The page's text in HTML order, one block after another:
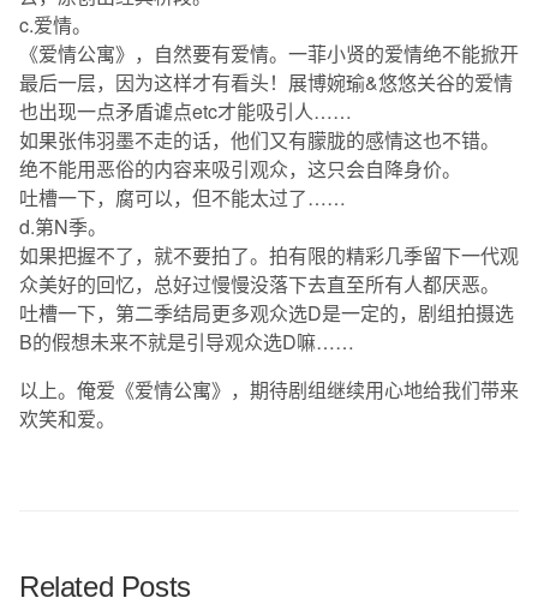
c.爱情。
《爱情公寓》，自然要有爱情。一菲小贤的爱情绝不能掀开
最后一层，因为这样才有看头！展博婉瑜&悠悠关谷的爱情
也出现一点矛盾谑点etc才能吸引人……
如果张伟羽墨不走的话，他们又有朦胧的感情这也不错。
绝不能用恶俗的内容来吸引观众，这只会自降身价。
吐槽一下，腐可以，但不能太过了……
d.第N季。
如果把握不了，就不要拍了。拍有限的精彩几季留下一代观
众美好的回忆，总好过慢慢没落下去直至所有人都厌恶。
吐槽一下，第二季结局更多观众选D是一定的，剧组拍摄选
B的假想未来不就是引导观众选D嘛……
以上。俺爱《爱情公寓》，期待剧组继续用心地给我们带来
欢笑和爱。
Related Posts